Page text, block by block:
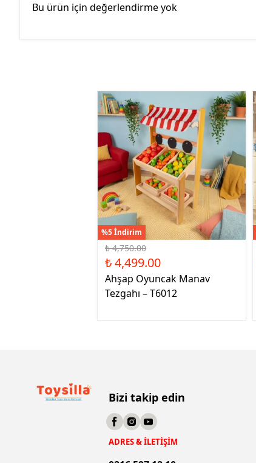
Bu ürün için değerlendirme yok
%5 İndirim
₺ 4,750.00
₺ 4,499.00
Ahşap Oyuncak Manav
Tezgahı – T6012
Bizi takip edin
ADRES & İLETİŞİM